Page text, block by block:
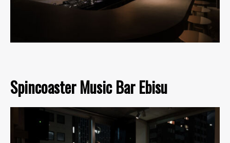
Spincoaster Music Bar Ebisu